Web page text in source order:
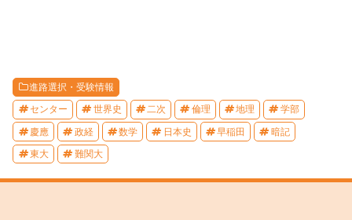
進路選択・受験情報
センター 世界史 二次 倫理 地理 学部
慶應 政経 数学 日本史 早稲田 暗記
東大 難関大